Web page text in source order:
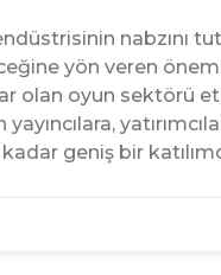
nabzını
yön veren
olan oyun sektörü
geniş bir